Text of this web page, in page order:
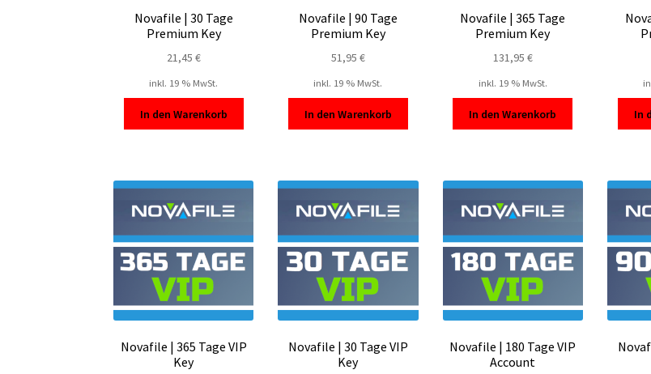
Novafile | 30 Tage
Premium Key
21,45 €
inkl. 19 % MwSt.
In den Warenkorb
Novafile | 90 Tage
Premium Key
51,95 €
inkl. 19 % MwSt.
In den Warenkorb
Novafile | 365 Tage
Premium Key
131,95 €
inkl. 19 % MwSt.
In den Warenkorb In
Novafile | 365 Tage VIP
Key
Novafile | 30 Tage VIP
Key
Novafile | 180 Tage VIP
Account